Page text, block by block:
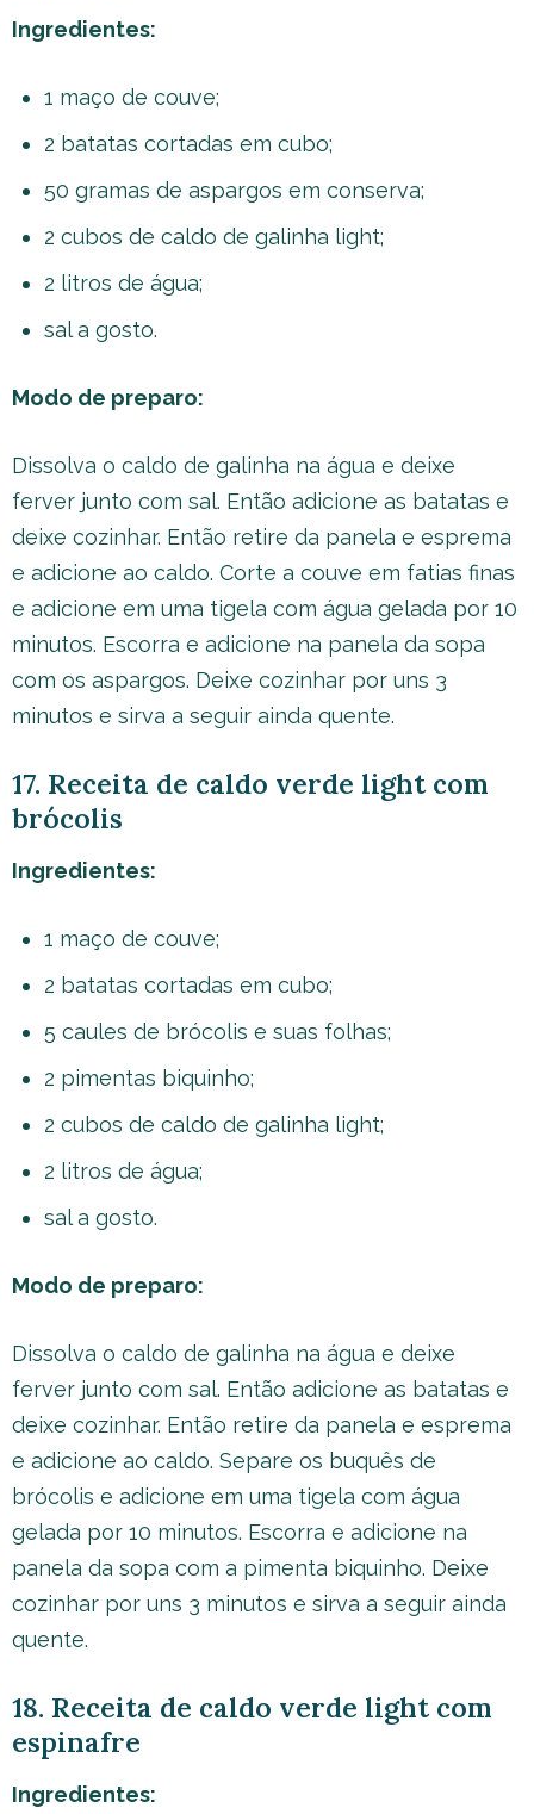
Ingredientes:
1 maço de couve;
2 batatas cortadas em cubo;
50 gramas de aspargos em conserva;
2 cubos de caldo de galinha light;
2 litros de água;
sal a gosto.
Modo de preparo:
Dissolva o caldo de galinha na água e deixe
ferver junto com sal. Então adicione as batatas e
deixe cozinhar. Então retire da panela e esprema
e adicione ao caldo. Corte a couve em fatias finas
e adicione em uma tigela com água gelada por 10
minutos. Escorra e adicione na panela da sopa
com os aspargos. Deixe cozinhar por uns 3
minutos e sirva a seguir ainda quente.
17. Receita de caldo verde light com
brócolis
Ingredientes:
1 maço de couve;
2 batatas cortadas em cubo;
5 caules de brócolis e suas folhas;
2 pimentas biquinho;
2 cubos de caldo de galinha light;
2 litros de água;
sal a gosto.
Modo de preparo:
Dissolva o caldo de galinha na água e deixe
ferver junto com sal. Então adicione as batatas e
deixe cozinhar. Então retire da panela e esprema
e adicione ao caldo. Separe os buquês de
brócolis e adicione em uma tigela com água
gelada por 10 minutos. Escorra e adicione na
panela da sopa com a pimenta biquinho. Deixe
cozinhar por uns 3 minutos e sirva a seguir ainda
quente.
18. Receita de caldo verde light com
espinafre
Ingredientes: